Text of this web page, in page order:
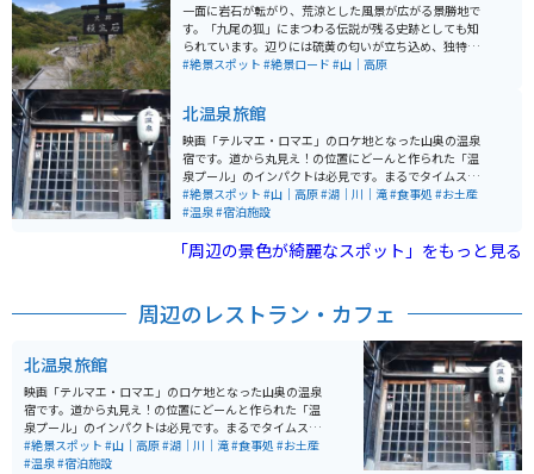
一面に岩石が転がり、荒涼とした風景が広がる景勝地で
す。「九尾の狐」にまつわる伝説が残る史跡としても知
られています。辺りには硫黄の匂いが立ち込め、独特の
雰囲気を醸し出しています。 整備された遊歩道は那須高
っています。
#絶景スポット #絶景ロード #山｜高原
北温泉旅館
映画「テルマエ・ロマエ」のロケ地となった山奥の温泉
宿です。道から丸見え！の位置にどーんと作られた「温
泉プール」のインパクトは必見です。まるでタイムスリ
ップしたかのような建物は、内部のレトロ感も半端な
し。「つげ義春の漫画に出てきそう」と表現したら、わ
能です。
#絶景スポット #山｜高原#湖｜川｜滝#食事処 #お土産
#温泉#宿泊施設
「周辺の景色が綺麗なスポット」をもっと見る
周辺のレストラン・カフェ
北温泉旅館
映画「テルマエ・ロマエ」のロケ地となった山奥の温泉
宿です。道から丸見え！の位置にどーんと作られた「温
泉プール」のインパクトは必見です。まるでタイムスリ
ップしたかのような建物は、内部のレトロ感も半端な
し。「つげ義春の漫画に出てきそう」と表現したら、わ
#絶景スポット #山｜高原#湖｜川｜滝#食事処 #お土産
#温泉#宿泊施設